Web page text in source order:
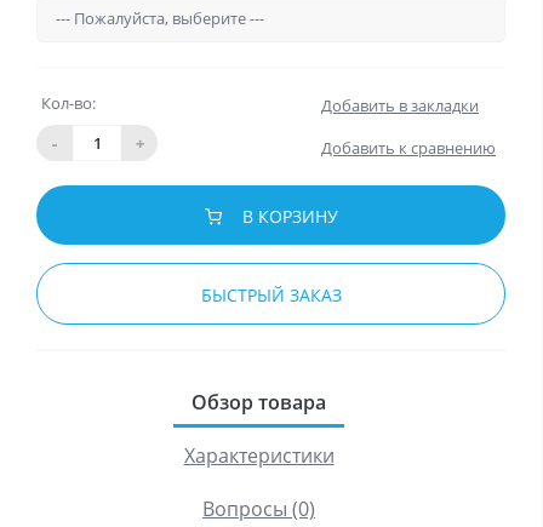
Кол-во:
-
+
Добавить в закладки
Добавить к сравнению
В КОРЗИНУ
БЫСТРЫЙ ЗАКАЗ
Обзор товара
Характеристики
Вопросы (0)